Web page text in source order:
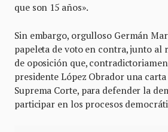
que son 15 años».
Sin embargo, orgulloso Germán
papeleta de voto en contra, junto al
de oposición que,
presidente López Obrador una
Suprema Corte, para defender la
participar en los procesos